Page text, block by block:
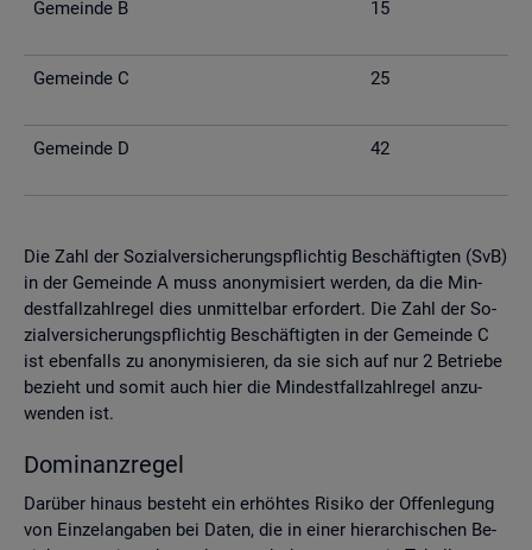
Ge­mein­de B 15
Ge­mein­de C 25
Ge­mein­de D 42
Die Zahl der So­zi­al­ver­si­che­rungs­pflich­tig Be­schäf­tig­ten (SvB)
in der Ge­mein­de A muss an­ony­mi­siert wer­den, da die Min­
dest­fall­zahl­re­gel dies un­mit­tel­bar er­for­dert. Die Zahl der So­
zi­al­ver­si­che­rungs­pflich­tig Be­schäf­tig­ten in der Ge­mein­de C
ist eben­falls zu an­ony­mi­sie­ren, da sie sich auf nur 2 Be­trie­be
be­zieht und somit auch hier die Min­dest­fall­zahl­re­gel an­zu­
wen­den ist.
Do­mi­nanz­re­gel
Dar­über hin­aus be­steht ein er­höh­tes Ri­si­ko der Of­fen­le­gung
von Ein­zel­an­ga­ben bei Daten, die in einer hier­ar­chi­schen Be­